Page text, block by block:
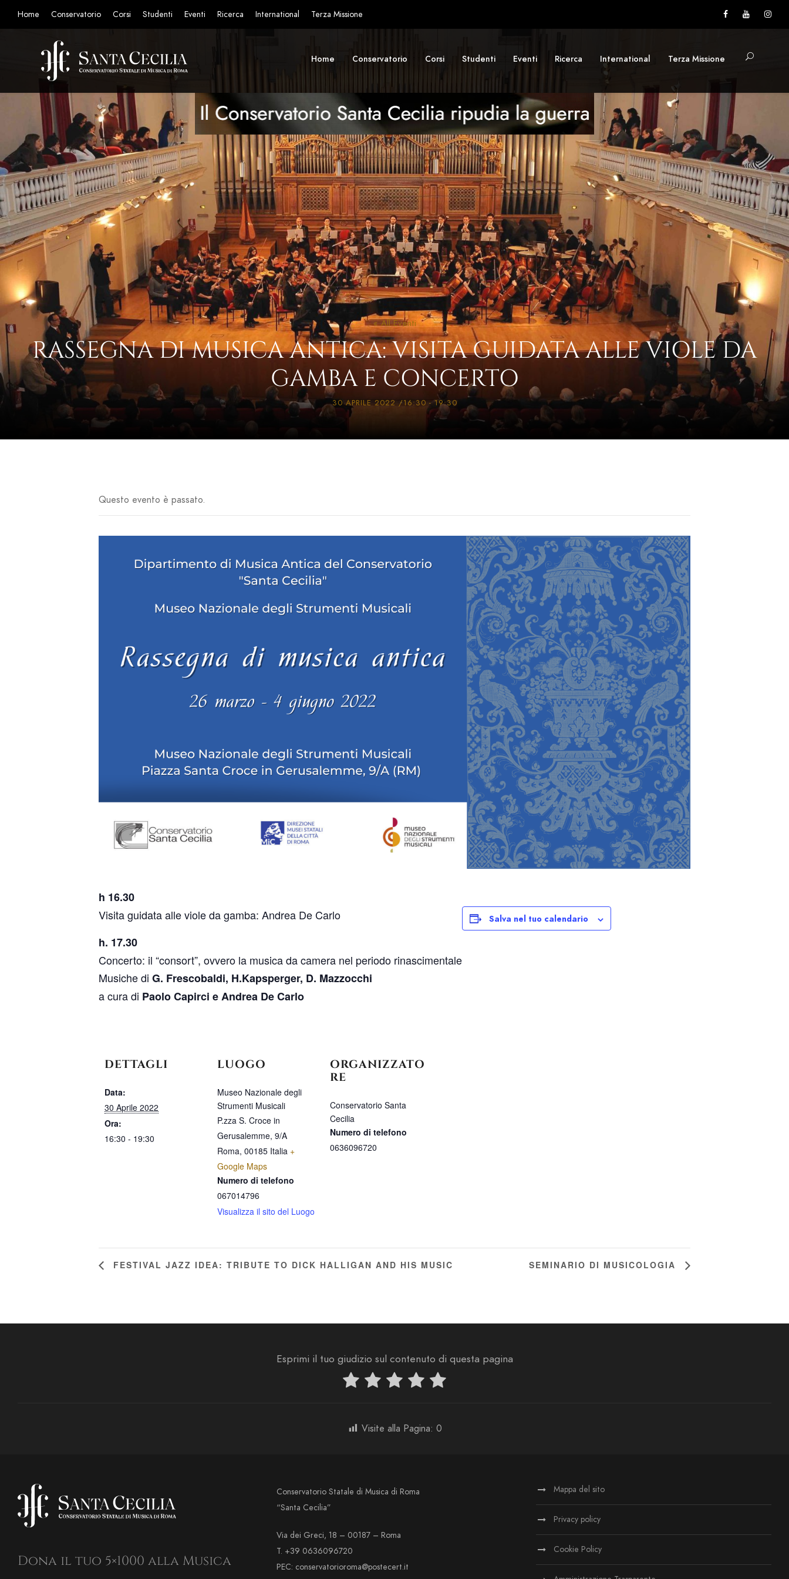
Home Conservatorio Corsi Studenti Eventi Ricerca International Terza Missione
Home Conservatorio Corsi Studenti Eventi Ricerca International Terza Missione
« All Eventi
RASSEGNA DI MUSICA ANTICA: VISITA GUIDATA ALLE VIOLE DA
GAMBA E CONCERTO
30 APRILE 2022 /16:30-19:30
Questo evento è passato.
h 16.30
Visita guidata alle viole da gamba: Andrea De Carlo
h. 17.30
Concerto: il “consort”, ovvero la musica da camera nel periodo rinascimentale
Musiche di G. Frescobaldi, H.Kapsperger, D. Mazzocchi
a cura di Paolo Capirci e Andrea De Carlo
Salva nel tuo calendario
DETTAGLI
Data:
30 Aprile 2022
Ora:
16:30 - 19:30
LUOGO
Museo Nazionale degli
Strumenti Musicali
P.zza S. Croce in
Gerusalemme, 9/A
Roma, 00185 Italia +
Google Maps
Numero di telefono
067014796
Visualizza il sito del Luogo
ORGANIZZATO
RE
Conservatorio Santa
Cecilia
Numero di telefono
0636096720
FESTIVAL JAZZ IDEA: TRIBUTE TO DICK HALLIGAN AND HIS MUSIC SEMINARIO DI MUSICOLOGIA
Esprimi il tuo giudizio sul contenuto di questa pagina
Visite alla Pagina: 0
Dona il tuo 5×1000 alla Musica
Conservatorio Statale di Musica di Roma
“Santa Cecilia”
Via dei Greci, 18 – 00187 – Roma
T. +39 0636096720
PEC: conservatorioroma@postecert.it
Mappa del sito
Privacy policy
Cookie Policy